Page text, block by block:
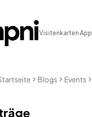
Visitenkarten App.
Blogs Events